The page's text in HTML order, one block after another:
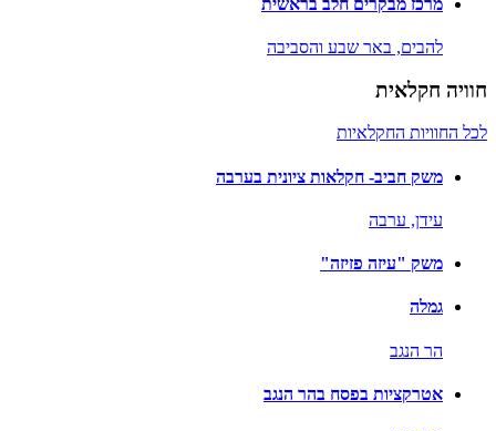
להבים, באר שבע והסביבה
חוויה חקלאית
לכל החוויות החקלאיות
משק חביב- חקלאות ציונית בערבה
עידן, ערבה
משק "עיזה פזיזה"
גמלה
הר הנגב
אטרקציות בפסח בהר הנגב